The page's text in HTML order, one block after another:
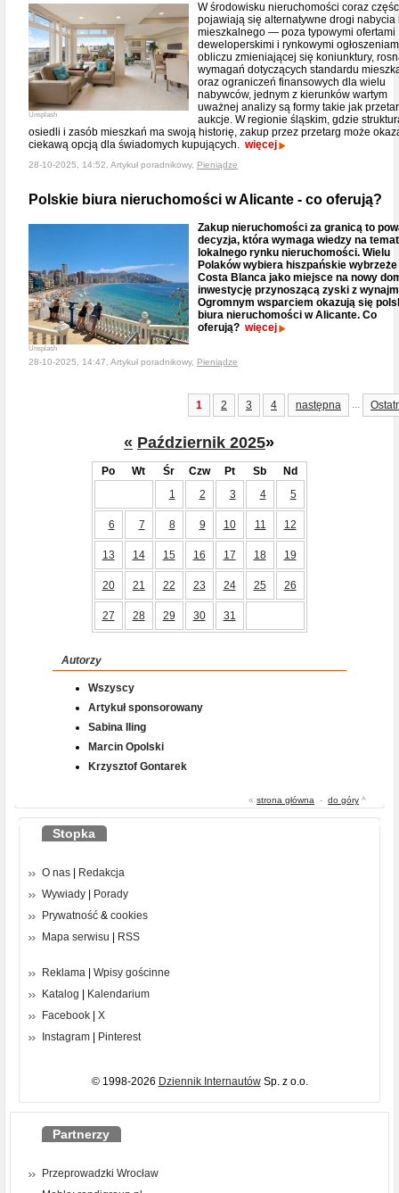
Unsplash
W środowisku nieruchomości coraz
pojawiają się alternatywne drogi nabycia
mieszkalnego — poza typowymi ofertami
deweloperskimi i rynkowymi
obliczu zmieniającej się koniunktury,
wymagań dotyczących standardu
oraz ograniczeń finansowych dla wielu
nabywców, jednym z kierunków wartym
uważnej analizy są formy takie jak
aukcje. W regionie śląskim, gdzie
osiedli i zasób mieszkań ma swoją historię, zakup przez przetarg może
ciekawą opcją dla świadomych kupujących. więcej
28-10-2025, 14:52, Artykuł poradnikowy, Pieniądze
Polskie biura nieruchomości w Alicante - co oferują?
Unsplash
Zakup nieruchomości za granicą to
decyzja, która wymaga wiedzy na temat
lokalnego rynku nieruchomości. Wielu
Polaków wybiera hiszpańskie wybrzeże
Costa Blanca jako miejsce na nowy
inwestycję przynoszącą zyski z
Ogromnym wsparciem okazują się
biura nieruchomości w Alicante. Co
oferują? więcej
28-10-2025, 14:47, Artykuł poradnikowy, Pieniądze
1 2 3 4 następna ...
« Październik 2025»
Po Wt Śr Czw Pt Sb
Nd
1
2 3 4 5
6 7 8 9 10 11 12
13 14 15 16 17 18 19
20 21 22 23 24 25 26
27 28 29 30 31
Autorzy
Wszyscy
Artykuł sponsorowany
Sabina Iling
Marcin Opolski
Krzysztof Gontarek
« strona główna - do góry ^
Stopka
O nas | Redakcja
Wywiady | Porady
Prywatność & cookies
Mapa serwisu | RSS
Reklama | Wpisy gościnne
Katalog | Kalendarium
Facebook | X
Instagram | Pinterest
© 1998-2026 Dziennik InternautówSp. z o.o.
Partnerzy
Przeprowadzki Wrocław